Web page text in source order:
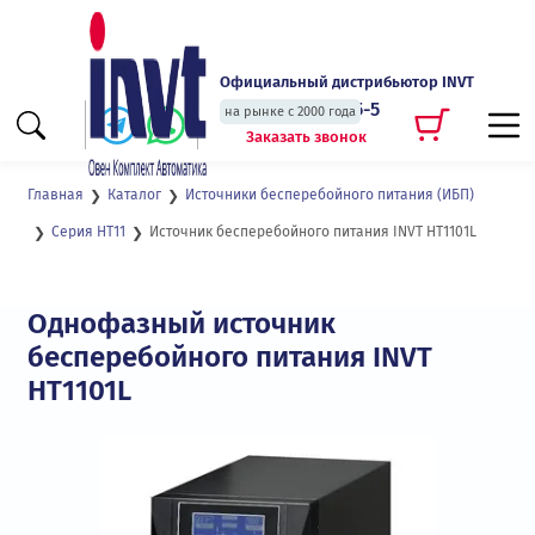
Официальный дистрибьютор INVT
на рынке с 2000 года
+7 (495) 135-135-5
Заказать звонок
Главная Каталог Источники бесперебойного питания (ИБП)
Серия HT11 Источник бесперебойного питания INVT HT1101L
Однофазный источник
бесперебойного питания INVT
HT1101L